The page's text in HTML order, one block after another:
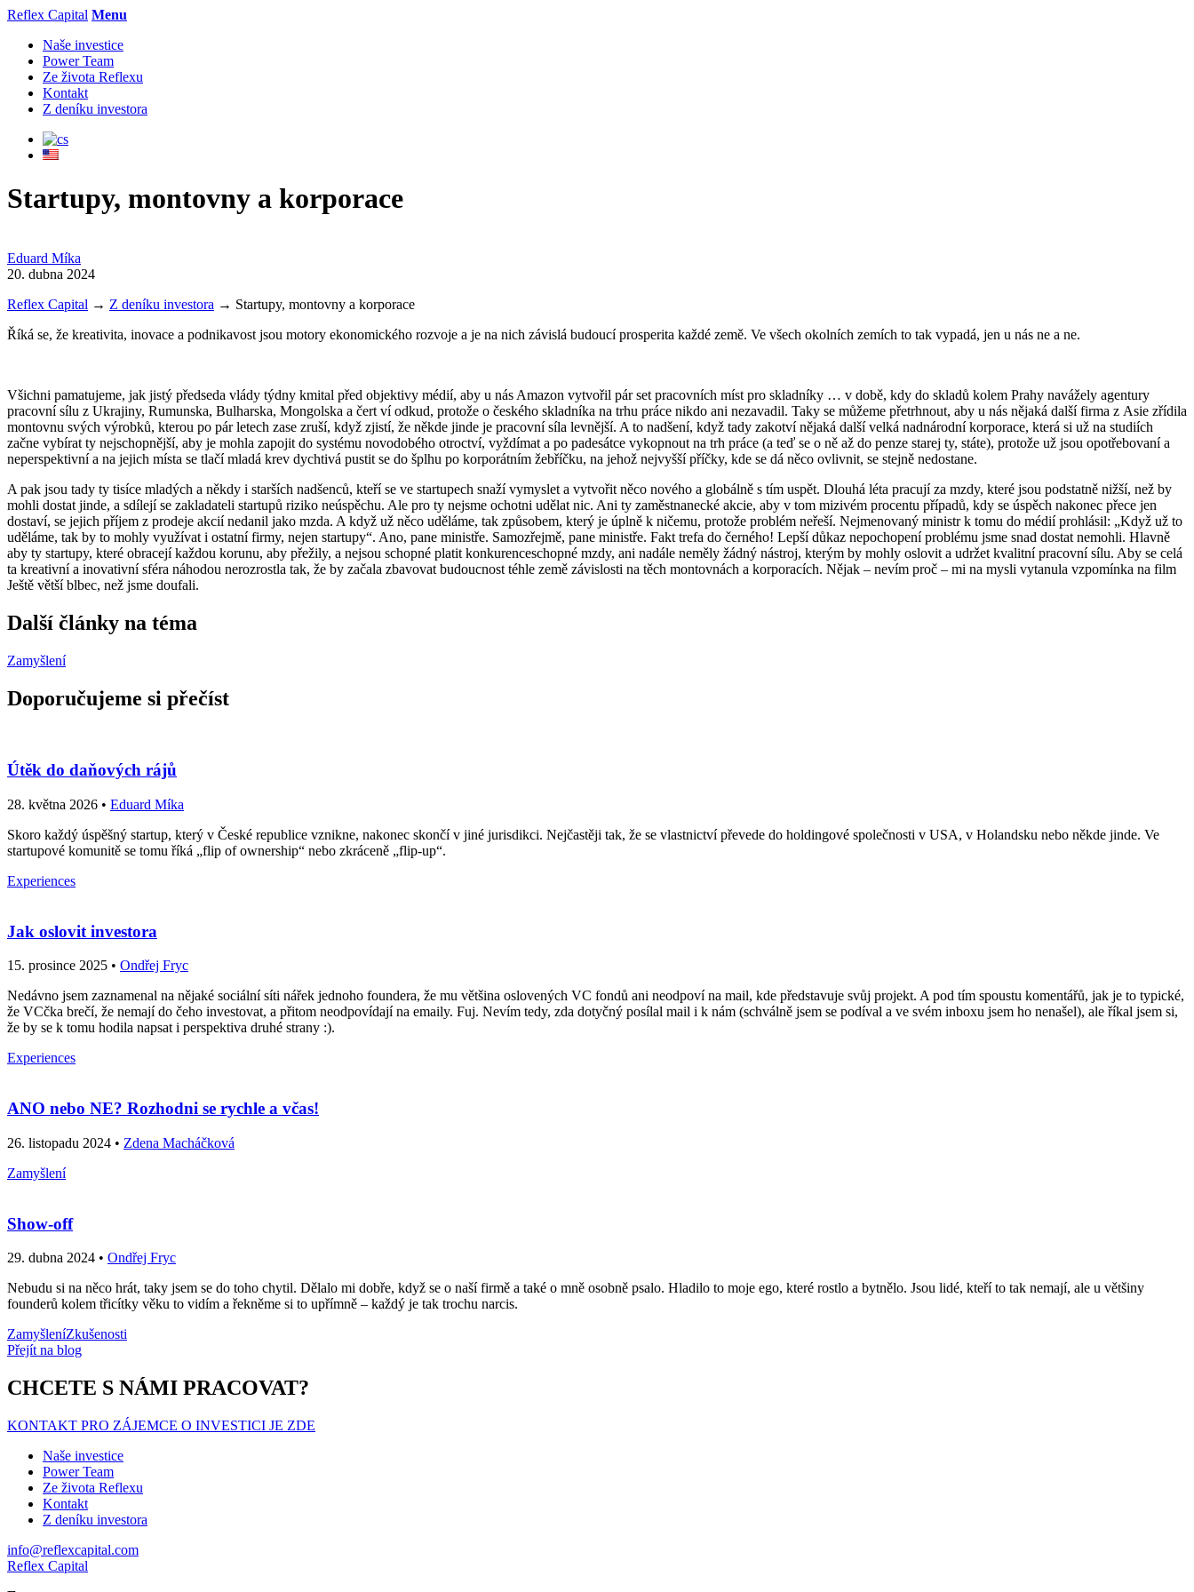
Reflex Capital Menu
Naše investice
Power Team
Ze života Reflexu
Kontakt
Z deníku investora
Startupy, montovny a korporace
Eduard Míka
20. dubna 2024
Reflex Capital → Z deníku investora → Startupy, montovny a korporace
Říká se, že kreativita, inovace a podnikavost jsou motory ekonomického rozvoje a je na nich závislá budoucí prosperita každé země. Ve všech okolních zemích to tak vypadá, jen u nás ne a ne.
Všichni pamatujeme, jak jistý předseda vlády týdny kmital před objektivy médií, aby u nás Amazon vytvořil pár set pracovních míst pro skladníky … v době, kdy do skladů kolem Prahy navážely agentury
pracovní sílu z Ukrajiny, Rumunska, Bulharska, Mongolska a čert ví odkud, protože o českého skladníka na trhu práce nikdo ani nezavadil. Taky se můžeme přetrhnout, aby u nás nějaká další firma z Asie zřídila
montovnu svých výrobků, kterou po pár letech zase zruší, když zjistí, že někde jinde je pracovní síla levnější. A to nadšení, když tady zakotví nějaká další velká nadnárodní korporace, která si už na studiích
začne vybírat ty nejschopnější, aby je mohla zapojit do systému novodobého otroctví, vyždímat a po padesátce vykopnout na trh práce (a teď se o ně až do penze starej ty, státe), protože už jsou opotřebovaní a
neperspektivní a na jejich místa se tlačí mladá krev dychtivá pustit se do šplhu po korporátním žebříčku, na jehož nejvyšší příčky, kde se dá něco ovlivnit, se stejně nedostane.
A pak jsou tady ty tisíce mladých a někdy i starších nadšenců, kteří se ve startupech snaží vymyslet a vytvořit něco nového a globálně s tím uspět. Dlouhá léta pracují za mzdy, které jsou podstatně nižší, než by
mohli dostat jinde, a sdílejí se zakladateli startupů riziko neúspěchu. Ale pro ty nejsme ochotni udělat nic. Ani ty zaměstnanecké akcie, aby v tom mizivém procentu případů, kdy se úspěch nakonec přece jen
dostaví, se jejich příjem z prodeje akcií nedanil jako mzda. A když už něco uděláme, tak způsobem, který je úplně k ničemu, protože problém neřeší. Nejmenovaný ministr k tomu do médií prohlásil: „Když už to
uděláme, tak by to mohly využívat i ostatní firmy, nejen startupy“. Ano, pane ministře. Samozřejmě, pane ministře. Fakt trefa do černého! Lepší důkaz nepochopení problému jsme snad dostat nemohli. Hlavně
aby ty startupy, které obracejí každou korunu, aby přežily, a nejsou schopné platit konkurenceschopné mzdy, ani nadále neměly žádný nástroj, kterým by mohly oslovit a udržet kvalitní pracovní sílu. Aby se celá
ta kreativní a inovativní sféra náhodou nerozrostla tak, že by začala zbavovat budoucnost téhle země závislosti na těch montovnách a korporacích. Nějak – nevím proč – mi na mysli vytanula vzpomínka na film
Ještě větší blbec, než jsme doufali.
Další články na téma
Zamyšlení
Doporučujeme si přečíst
Útěk do daňových rájů
28. května 2026 • Eduard Míka
Skoro každý úspěšný startup, který v České republice vznikne, nakonec skončí v jiné jurisdikci. Nejčastěji tak, že se vlastnictví převede do holdingové společnosti v USA, v Holandsku nebo někde jinde. Ve
startupové komunitě se tomu říká „flip of ownership“ nebo zkráceně „flip-up“.
Experiences
Jak oslovit investora
15. prosince 2025 • Ondřej Fryc
Nedávno jsem zaznamenal na nějaké sociální síti nářek jednoho foundera, že mu většina oslovených VC fondů ani neodpoví na mail, kde představuje svůj projekt. A pod tím spoustu komentářů, jak je to typické,
že VCčka brečí, že nemají do čeho investovat, a přitom neodpovídají na emaily. Fuj. Nevím tedy, zda dotyčný posílal mail i k nám (schválně jsem se podíval a ve svém inboxu jsem ho nenašel), ale říkal jsem si,
že by se k tomu hodila napsat i perspektiva druhé strany :).
Experiences
ANO nebo NE? Rozhodni se rychle a včas!
26. listopadu 2024 • Zdena Macháčková
Zamyšlení
Show-off
29. dubna 2024 • Ondřej Fryc
Nebudu si na něco hrát, taky jsem se do toho chytil. Dělalo mi dobře, když se o naší firmě a také o mně osobně psalo. Hladilo to moje ego, které rostlo a bytnělo. Jsou lidé, kteří to tak nemají, ale u většiny
founderů kolem třicítky věku to vidím a řekněme si to upřímně – každý je tak trochu narcis.
ZamyšleníZkušenosti
Přejít na blog
CHCETE S NÁMI PRACOVAT?
KONTAKT PRO ZÁJEMCE O INVESTICI JE ZDE
Naše investice
Power Team
Ze života Reflexu
Kontakt
Z deníku investora
info@reflexcapital.com
Reflex Capital